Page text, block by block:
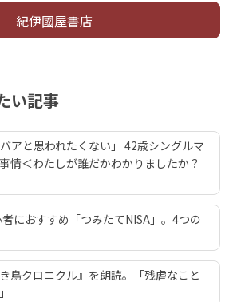
紀伊國屋書店
い記事
アと思われたくない」 42歳シングルマ
情＜わたしが誰だかわかりましたか？
におすすめ「つみたてNISA」。4つの
鳥クロニクル』を朗読。「残虐なこと